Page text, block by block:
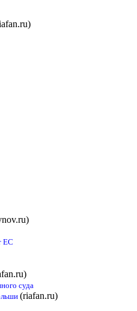
ЕС
суда
(riafan.ru)